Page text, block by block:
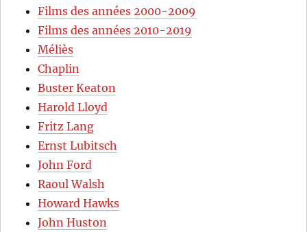
Films des années 2000-2009
Films des années 2010-2019
Méliès
Chaplin
Buster Keaton
Harold Lloyd
Fritz Lang
Ernst Lubitsch
John Ford
Raoul Walsh
Howard Hawks
John Huston